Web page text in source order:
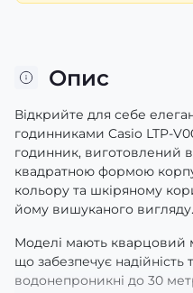
Опис
Відкрийте для себе
годинниками Casio LTP-
годинник, виготовлений в
квадратною формою
кольору та шкіряному
йому вишуканого вигляду.
Моделі мають кварцовий
що забезпечує надійність
водонепроникні до 30